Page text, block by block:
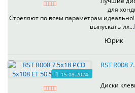
для
Стреляют по всем параметрам
выпускать их...
Юрик
15.08.2024
RST R008
Диски